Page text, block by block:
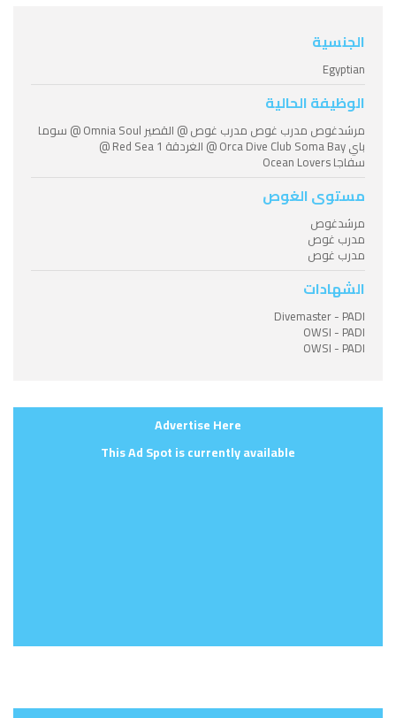
الجنسية
Egyptian
الوظيفة الحالية
مرشدغوص مدرب غوص مدرب غوص @ القصير Omnia Soul @ سوما
باي Orca Dive Club Soma Bay @ الغردقة Red Sea 1 @
سفاجا Ocean Lovers
مستوى الغوص
مرشدغوص
مدرب غوص
مدرب غوص
الشهادات
Divemaster - PADI
OWSI - PADI
OWSI - PADI
Advertise Here
This Ad Spot is currently available